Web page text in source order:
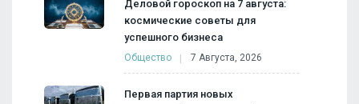
Деловой гороскоп на 7 августа:
космические советы для
успешного бизнеса
Общество 7 Августа, 2026
Первая партия новых